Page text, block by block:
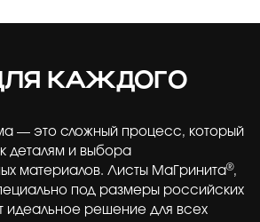
КАЖДОГО
— это сложный процесс, который
деталям и выбора
материалов. Листы МаГринита®,
под размеры российских
идеальное решение для всех